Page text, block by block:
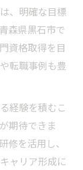
、明確な目標
森県黒石市で
資格取得を目
転職事例も豊
経験を積むこ
期待できま
修を活用し、
ャリア形成に